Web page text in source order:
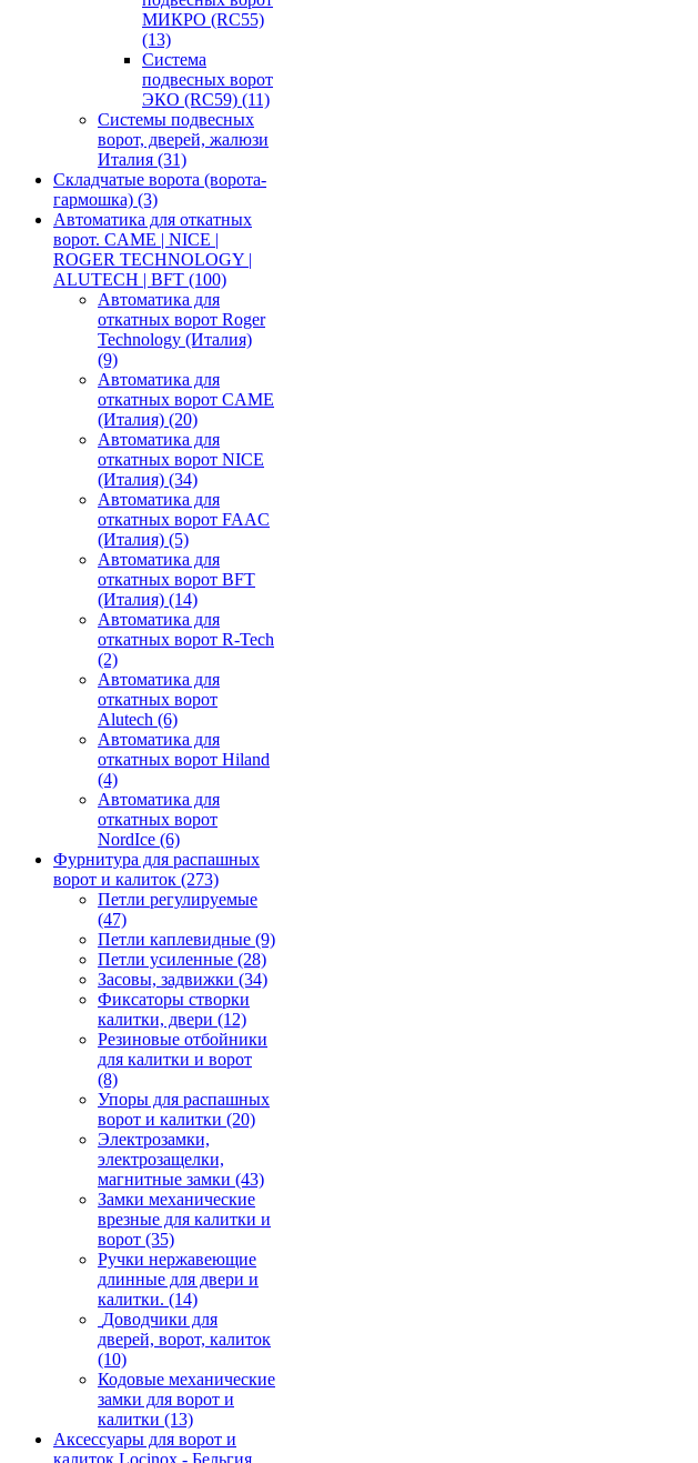
МИКРО (RC55)
(13)
Система
подвесных ворот
ЭКО (RC59) (11)
Системы подвесных
ворот, дверей, жалюзи
Италия (31)
Складчатые ворота (ворота-
гармошка) (3)
Автоматика для откатных
ворот. CAME | NICE |
ROGER TECHNOLOGY |
ALUTECH | BFT (100)
Автоматика для
откатных ворот Roger
Technology (Италия)
(9)
Автоматика для
откатных ворот CAME
(Италия) (20)
Автоматика для
откатных ворот NICE
(Италия) (34)
Автоматика для
откатных ворот FAAC
(Италия) (5)
Автоматика для
откатных ворот BFT
(Италия) (14)
Автоматика для
откатных ворот R-Tech
(2)
Автоматика для
откатных ворот
Alutech (6)
Автоматика для
откатных ворот Hiland
(4)
Автоматика для
откатных ворот
NordIce (6)
Фурнитура для распашных
ворот и калиток (273)
Петли регулируемые
(47)
Петли каплевидные (9)
Петли усиленные (28)
Засовы, задвижки (34)
Фиксаторы створки
калитки, двери (12)
Резиновые отбойники
для калитки и ворот
(8)
Упоры для распашных
ворот и калитки (20)
Электрозамки,
электрозащелки,
магнитные замки (43)
Замки механические
врезные для калитки и
ворот (35)
Ручки нержавеющие
длинные для двери и
калитки. (14)
Доводчики для
дверей, ворот, калиток
(10)
Кодовые механические
замки для ворот и
калитки (13)
Аксессуары для ворот и
калиток Locinox - Бельгия